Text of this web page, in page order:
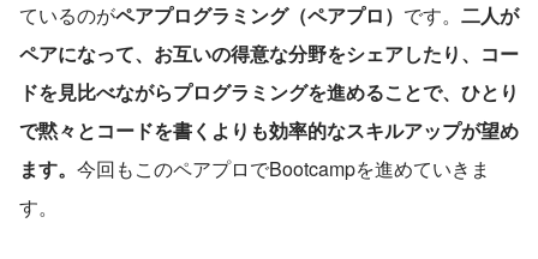
ているのがペアプログラミング（ペアプロ） です。 二人が
ペアになって、お互いの得意な分野をシェアしたり、コー
ドを見比べながらプログラミングを進めることで、ひとり
で黙々とコードを書くよりも効率的なスキルアップが望め
ます。 今回もこのペアプロでBootcampを進めていきま
す。